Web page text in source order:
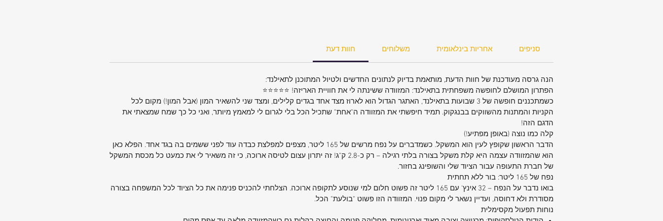
גובה: 86 ס"מ
רוחב: 50 ס"מ
עומק: 33 ס"מ
משקל: כ-2.9 ק"ג בלבד!
💡 מידע נוסף:
צריכים גודל אחר? ניתן להשיג את הדגם הזה
גם בגדלים 32 אינץ' ו-29 אינץ'.
אחריות: 24 חודשי אחריות מלאה (בהתאם
לתקנון היצרן).
🛑 שימו לב - היזהרו מחיקויים! מוצר זה הינו
מקורי בלבד. סוויס מבית ס.א.ר.ל יבואן רשמי. סמל
מסחרי רשום בעולם ובמדינת ישראל.
אל תתפשרו על איכות ונוחות בנסיעה הבאה
שלכם. הזמינו עכשיו!
חוות דעת משלוחים אחריות בינלאומית סניפים
הנה גרסה מעודכנת של חוות הדעת, מותאמת בדיוק לנתונים החדשים ולטיול המתוכנן לתאילנד:
הפתרון המושלם לחופשה משפחתית בתאילנד: המזוודה ששינתה לי את חוויית האריזה! ⭐⭐⭐⭐⭐
כשמתכננים חופשה של 3 שבועות בתאילנד, האתגר הגדול הוא לארוז מצד אחד בגדים קלילים, ומצד שני להשאיר המון (אבל המון!) מקום לכל
הקניות והמתנות מהשווקים בבנגקוק. תמיד חיפשתי את המזוודה ה"אחת" שתכיל הכל בלי לגרום לי למאמץ מיותר, ואני כל כך שמח שמצאתי את
הדגם הזה!
קלה כמו נוצה (באופן מפתיע!)
הדבר הראשון שקופץ לעין הוא המשקל. כשמדברים על נפח מרשים של 165 ליטר, מצפים למפלצת כבדה עוד לפני ששמים בה בגד אחד. הפלא כאן
הוא שהמזוודה עצמה היא קלת משקל בצורה בלתי רגילה – רק כ-2.8 ק"ג! זה יתרון עצום לטיסה ארוכה, כי זה משאיר לי את כמעט כל מכסת המשקל
של חברת התעופה עבור הציוד שלי והשופינג בחזור.
נפח של 165 ליטר: בור ללא תחתית
בואו נדבר על הנפח – 32 אינץ' עם 165 ליטר זה פשוט חלום למי שנוסע לתקופה ארוכה. הצלחתי להכניס פנימה את כל הציוד לכל המשפחה בצורה
מסודרת ולא דחוסה, ועדיין נשאר לי מקום פנוי. המזוודה הזו פשוט "בולעת" הכל.
נוחות תפעול מקסימלית